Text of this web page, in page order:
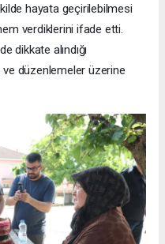
hayata geçirilebilmesi
verdiklerini ifade etti.
dikkate alındığı
ve düzenlemeler üzerine